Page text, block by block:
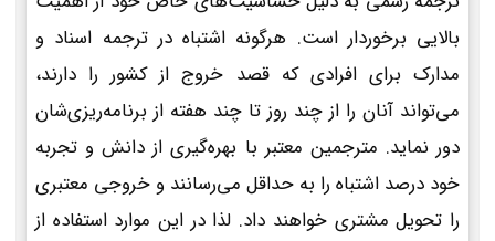
بالایی برخوردار است. هرگونه اشتباه در ترجمه اسناد و
مدارک برای افرادی که قصد خروج از کشور را دارند،
می‌تواند آنان را از چند روز تا چند هفته از برنامه‌ریزی‌شان
دور نماید. مترجمین معتبر با بهره‌گیری از دانش و تجربه
خود درصد اشتباه را به حداقل می‌رسانند و خروجی معتبری
را تحویل مشتری خواهند داد. لذا در این موارد استفاده از